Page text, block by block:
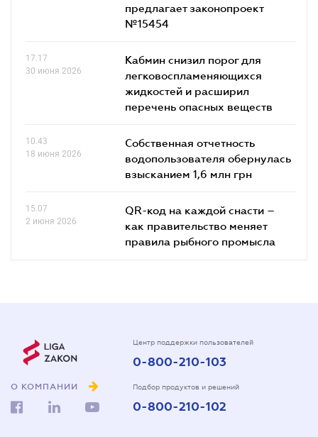
предлагает законопроект
№15454
17.17
30 июня 2026
Кабмин снизил порог для
легковоспламеняющихся
жидкостей и расширил
перечень опасных веществ
10.43
18 июня 2026
Собственная отчетность
водопользователя обернулась
взысканием 1,6 млн грн
15.07
2 июня 2026
QR-код на каждой снасти –
как правительство меняет
правила рыбного промысла
О КОМПАНИИ
Центр поддержки пользователей
0-800-210-103
Подбор продуктов и решений
0-800-210-102